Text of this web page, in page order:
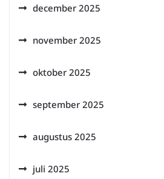
december 2025
november 2025
oktober 2025
september 2025
augustus 2025
juli 2025